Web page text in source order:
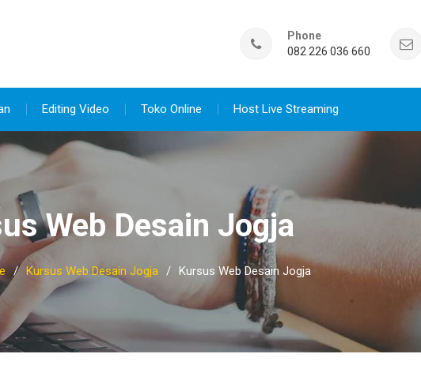
Phone
082 226 036 660
Editing Video Toko Online Host Live Streaming
Web Desain Jogja
Kursus Web Desain Jogja Kursus Web Desain Jogja